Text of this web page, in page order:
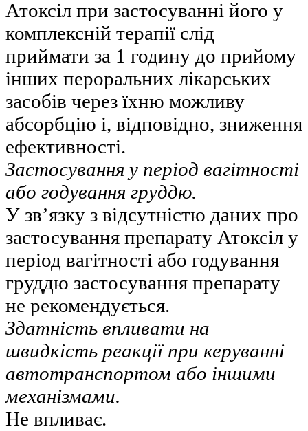
Атоксіл при застосуванні його у
комплексній терапії слід
приймати за 1 годину до прийому
інших пероральних лікарських
засобів через їхню можливу
абсорбцію і, відповідно, зниження
ефективності.
Застосування у період вагітності
або годування груддю.
У зв’язку з відсутністю даних про
застосування препарату Атоксіл у
період вагітності або годування
груддю застосування препарату
не рекомендується.
Здатність впливати на
швидкість реакції при керуванні
автотранспортом або іншими
механізмами.
Не впливає.